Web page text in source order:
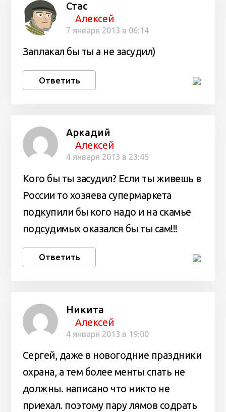
Стас
Алексей
7 января 2013 в 06:14
Заплакал бы ты а не засудил)
Ответить
Аркадий
Алексей
4 января 2013 в 23:45
Кого бы ты засудил? Если ты живешь в
России то хозяева супермаркета
подкупили бы кого надо и на скамье
подсудимых оказался бы ты сам!!!
Ответить
Никита
Алексей
4 января 2013 в 19:00
Сергей, даже в новогодние праздники
охрана, а тем более менты спать не
должны. написано что никто не
приехал. поэтому пару лямов содрать